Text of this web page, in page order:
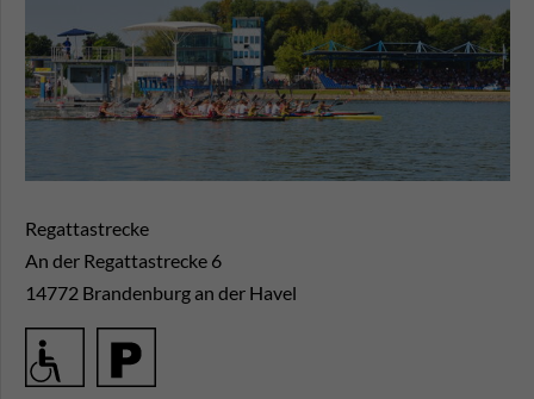
Regattastrecke
An der Regattastrecke 6
14772 Brandenburg an der Havel